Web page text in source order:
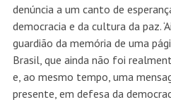
denúncia a um canto de
democracia e da cultura da paz.
guardião da memória de uma
Brasil, que ainda não foi
e, ao mesmo tempo, uma
presente, em defesa da